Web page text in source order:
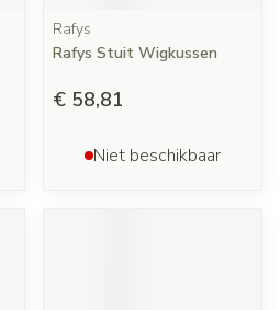
Rafys
Rafys Stuit Wigkussen
€ 58,81
Niet beschikbaar